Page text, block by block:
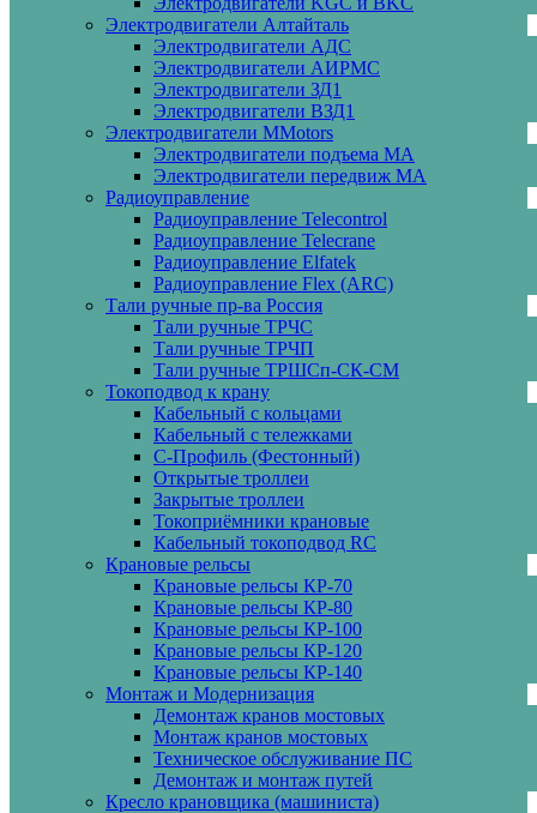
Электродвигатели Алтайталь
Электродвигатели АДС
Электродвигатели АИРМС
Электродвигатели ЗД1
Электродвигатели ВЗД1
Электродвигатели MMotors
Электродвигатели подъема МА
Электродвигатели передвиж МА
Радиоуправление
Радиоуправление Telecontrol
Радиоуправление Telecrane
Радиоуправление Elfatek
Радиоуправление Flex (ARC)
Тали ручные пр-ва Россия
Тали ручные ТРЧС
Тали ручные ТРЧП
Тали ручные ТРШСп-СК-СМ
Токоподвод к крану
Кабельный с кольцами
Кабельный с тележками
С-Профиль (Фестонный)
Открытые троллеи
Закрытые троллеи
Токоприёмники крановые
Кабельный токоподвод RC
Крановые рельсы
Крановые рельсы КР-70
Крановые рельсы КР-80
Крановые рельсы КР-100
Крановые рельсы КР-120
Крановые рельсы КР-140
Монтаж и Модернизация
Демонтаж кранов мостовых
Монтаж кранов мостовых
Техническое обслуживание ПС
Демонтаж и монтаж путей
Кресло крановщика (машиниста)